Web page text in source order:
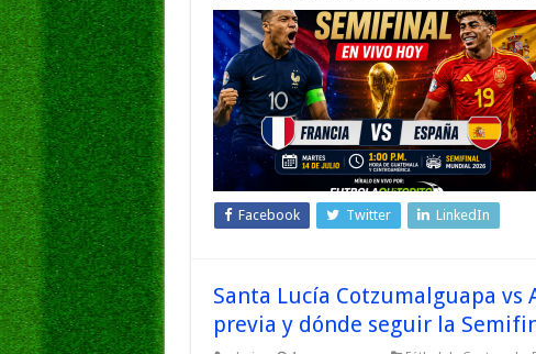
Facebook Twitter LinkedIn
Santa Lucía Cotzumalguapa vs
previa y dónde seguir la